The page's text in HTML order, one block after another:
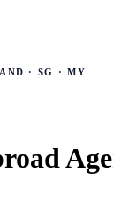
· SG · MY